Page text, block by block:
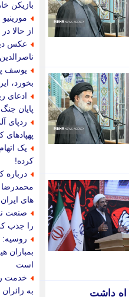
بازیکن
از حالا
عکس
یوسف
بخورد،
ادعای
پایان
ردپای
یک
کرده!
درباره
محمدرضا
های
صنعت
را جذب
روسیه:
بمباران
است
خدمت